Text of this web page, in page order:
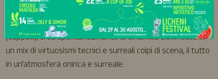
teatroGhiribizzi, frizzi e lazzi, numero da palco
scoppiettante in cui l’interazione tra musica e giocoleria
(cappelli), crea spontaneamente la dinamica clownesca in
un mix di virtuosismi tecnici e surreali colpi di scena, il tutto
in un’atmosfera onirica e surreale.